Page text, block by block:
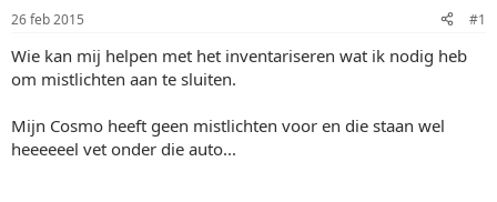
t
a
r
e
u
m
26 feb 2015 #1
Wie kan mij helpen met het inventariseren wat ik nodig heb
om mistlichten aan te sluiten.
Mijn Cosmo heeft geen mistlichten voor en die staan wel
heeeeeel vet onder die auto...